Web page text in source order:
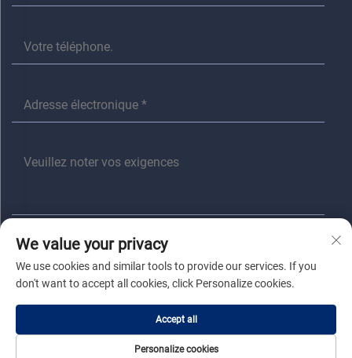
Envoyer
Droits d'auteur © Jiaxing anita electrical Co., Ltd Tous droits réservés |
Politique de confidentialité|Blogue
We value your privacy
We use cookies and similar tools to provide our services. If you
don't want to accept all cookies, click Personalize cookies.
Personalize cookies
Accept all